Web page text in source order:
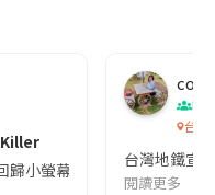
Killer
歸小螢幕啦!這次的劇本改編
co
吹
台灣
台灣地鐵宣
閱讀更多